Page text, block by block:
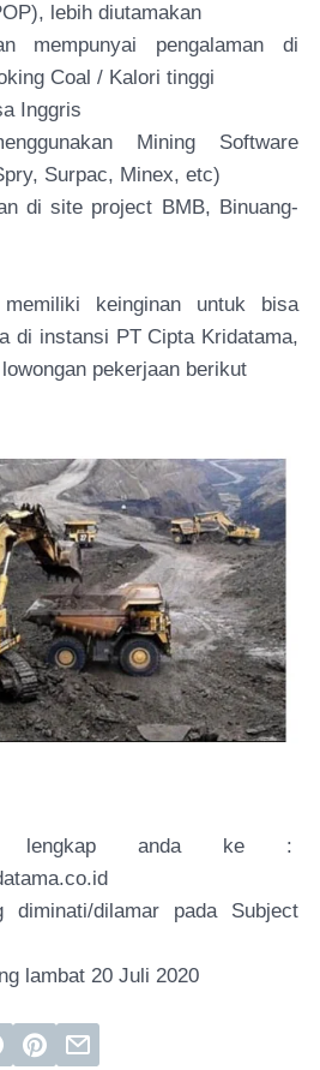
lebih diutamakan
mempunyai pengalaman di
Coal / Kalori tinggi
Inggris
Mining Software
Surpac, Minex, etc)
di site project BMB, Binuang-
keinginan untuk bisa
di instansi PT Cipta Kridatama,
pekerjaan berikut
lengkap anda ke :
diminati/dilamar pada Subject
lambat 20 Juli 2020